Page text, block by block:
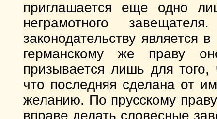
приглашается еще одно
неграмотного
законодательству является
германскому же праву
призывается лишь для
что последняя сделана от
желанию. По прусскому
вправе делать словесные